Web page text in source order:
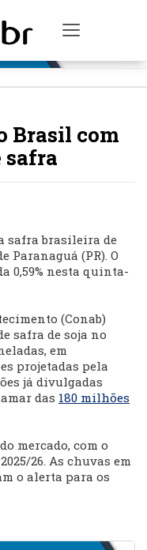
Toggle
Brasil com
safra
safra brasileira de
Paranaguá (PR). O
0,59% nesta quinta-
(Conab)
safra de soja no
em
projetadas pela
já divulgadas
das 180 milhões
mercado, com o
26. As chuvas em
o alerta para os